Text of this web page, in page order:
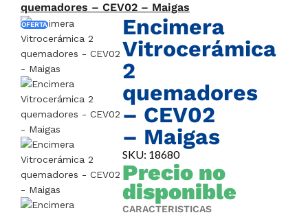
quemadores – CEV02 – Maigas
OFERTA
Encimera
Vitrocerámica
2
quemadores
– CEV02
– Maigas
SKU: 18680
Precio no
disponible
CARACTERISTICAS